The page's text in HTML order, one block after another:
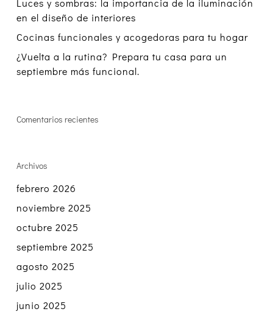
Luces y sombras: la importancia de la iluminación
en el diseño de interiores
Cocinas funcionales y acogedoras para tu hogar
¿Vuelta a la rutina? Prepara tu casa para un
septiembre más funcional.
Comentarios recientes
Archivos
febrero 2026
noviembre 2025
octubre 2025
septiembre 2025
agosto 2025
julio 2025
junio 2025